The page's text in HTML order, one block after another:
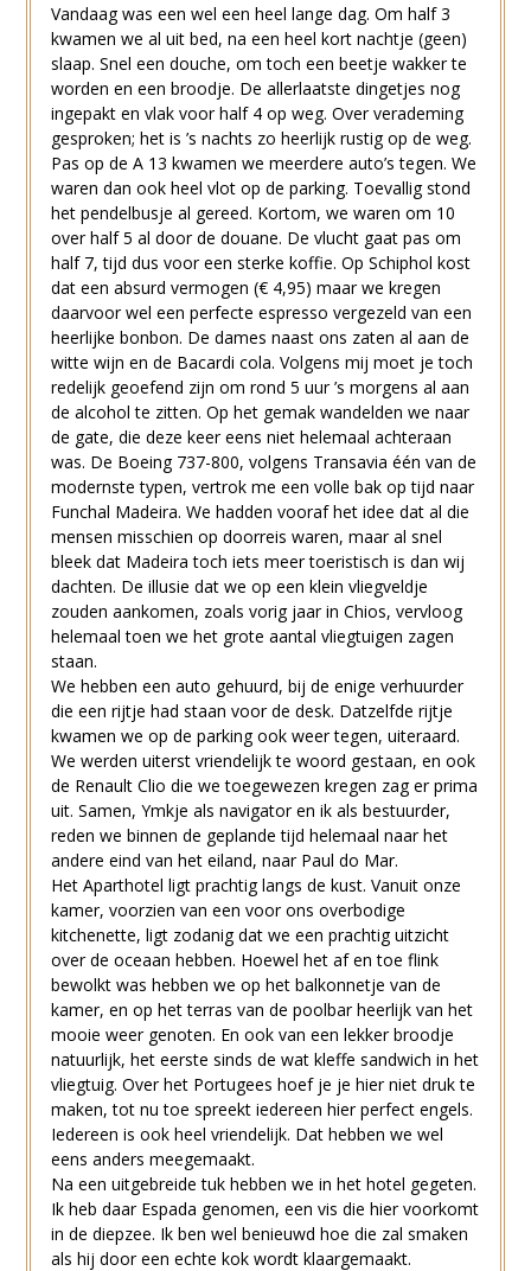
Vandaag was een wel een heel lange dag. Om half 3
kwamen we al uit bed, na een heel kort nachtje (geen)
slaap. Snel een douche, om toch een beetje wakker te
worden en een broodje. De allerlaatste dingetjes nog
ingepakt en vlak voor half 4 op weg. Over verademing
gesproken; het is ’s nachts zo heerlijk rustig op de weg.
Pas op de A 13 kwamen we meerdere auto’s tegen. We
waren dan ook heel vlot op de parking. Toevallig stond
het pendelbusje al gereed. Kortom, we waren om 10
over half 5 al door de douane. De vlucht gaat pas om
half 7, tijd dus voor een sterke koffie. Op Schiphol kost
dat een absurd vermogen (€ 4,95) maar we kregen
daarvoor wel een perfecte espresso vergezeld van een
heerlijke bonbon. De dames naast ons zaten al aan de
witte wijn en de Bacardi cola. Volgens mij moet je toch
redelijk geoefend zijn om rond 5 uur ’s morgens al aan
de alcohol te zitten. Op het gemak wandelden we naar
de gate, die deze keer eens niet helemaal achteraan
was. De Boeing 737-800, volgens Transavia één van de
modernste typen, vertrok me een volle bak op tijd naar
Funchal Madeira. We hadden vooraf het idee dat al die
mensen misschien op doorreis waren, maar al snel
bleek dat Madeira toch iets meer toeristisch is dan wij
dachten. De illusie dat we op een klein vliegveldje
zouden aankomen, zoals vorig jaar in Chios, vervloog
helemaal toen we het grote aantal vliegtuigen zagen
staan.
We hebben een auto gehuurd, bij de enige verhuurder
die een rijtje had staan voor de desk. Datzelfde rijtje
kwamen we op de parking ook weer tegen, uiteraard.
We werden uiterst vriendelijk te woord gestaan, en ook
de Renault Clio die we toegewezen kregen zag er prima
uit. Samen, Ymkje als navigator en ik als bestuurder,
reden we binnen de geplande tijd helemaal naar het
andere eind van het eiland, naar Paul do Mar.
Het Aparthotel ligt prachtig langs de kust. Vanuit onze
kamer, voorzien van een voor ons overbodige
kitchenette, ligt zodanig dat we een prachtig uitzicht
over de oceaan hebben. Hoewel het af en toe flink
bewolkt was hebben we op het balkonnetje van de
kamer, en op het terras van de poolbar heerlijk van het
mooie weer genoten. En ook van een lekker broodje
natuurlijk, het eerste sinds de wat kleffe sandwich in het
vliegtuig. Over het Portugees hoef je je hier niet druk te
maken, tot nu toe spreekt iedereen hier perfect engels.
Iedereen is ook heel vriendelijk. Dat hebben we wel
eens anders meegemaakt.
Na een uitgebreide tuk hebben we in het hotel gegeten.
Ik heb daar Espada genomen, een vis die hier voorkomt
in de diepzee. Ik ben wel benieuwd hoe die zal smaken
als hij door een echte kok wordt klaargemaakt.